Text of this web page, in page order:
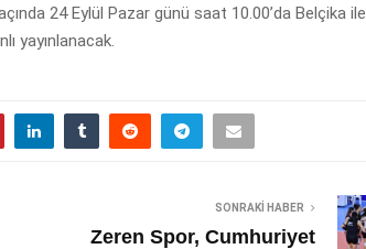
24 Eylül Pazar günü saat 10.00’da Belçika ile
yayınlanacak.
SONRAKI HABER
Zeren Spor, Cumhuriyet